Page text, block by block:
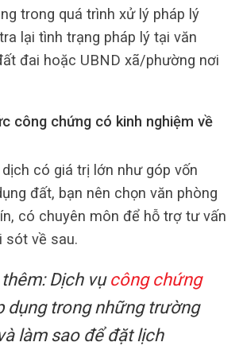
trong quá trình xử lý pháp lý
lại tình trạng pháp lý tại văn
đai hoặc UBND xã/phường nơi
công chứng có kinh nghiệm về
có giá trị lớn như góp vốn
đất, bạn nên chọn văn phòng
có chuyên môn để hỗ trợ tư vấn
sót về sau.
Dịch vụ công chứng
dụng trong những trường
làm sao để đặt lịch